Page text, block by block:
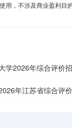
用，不涉及商业盈利目
学2026年综合评价
年江苏省综合评